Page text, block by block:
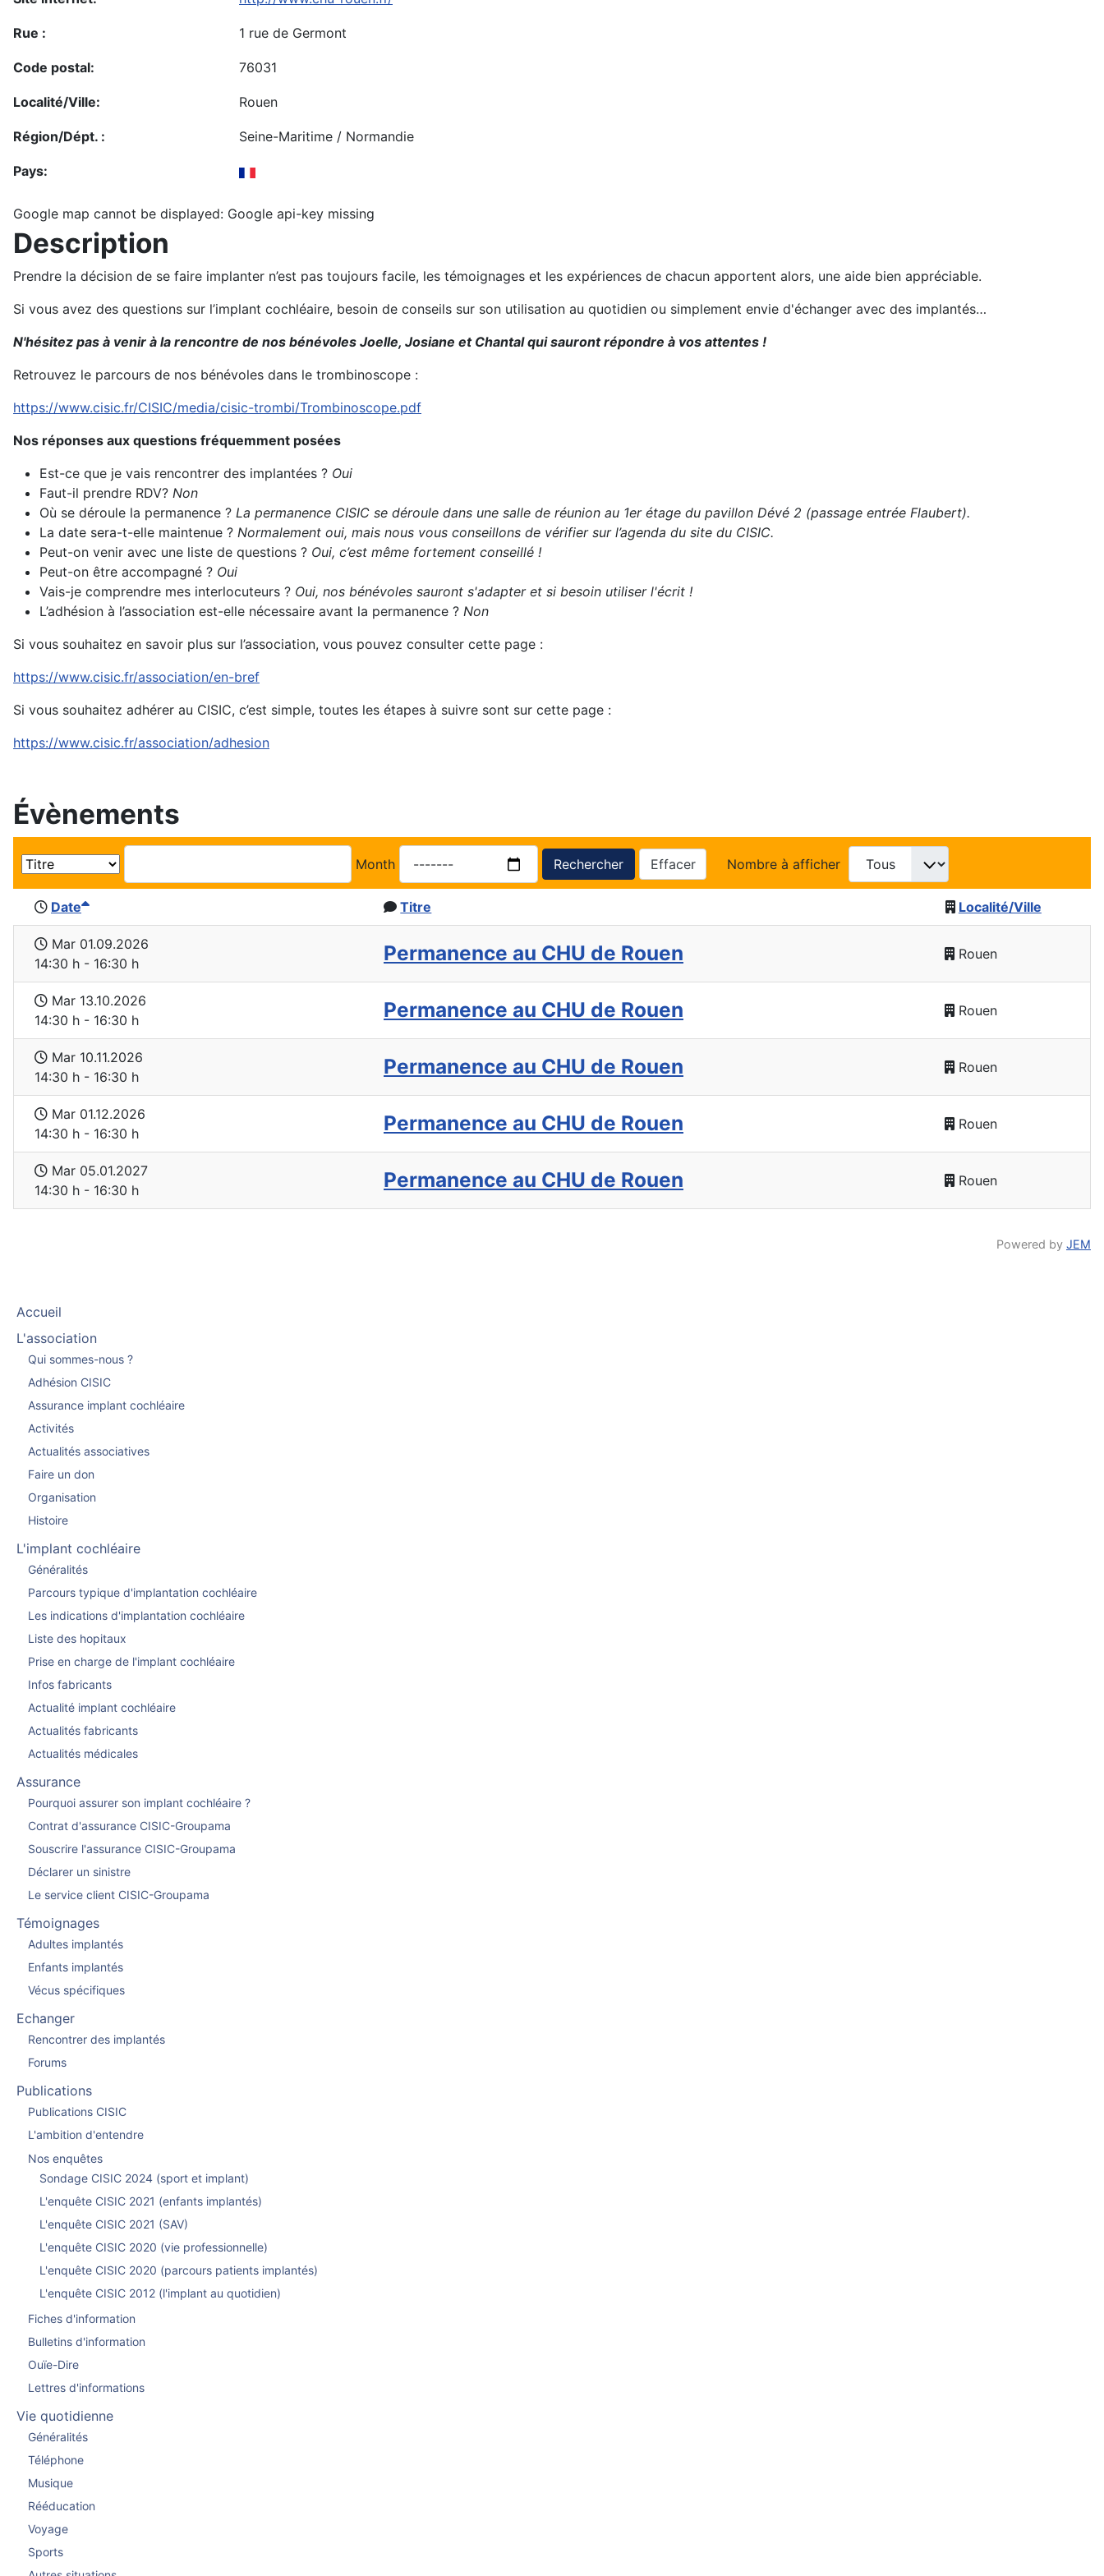
Rue : 1 rue de Germont
Code postal: 76031
Localité/Ville: Rouen
Région/Dépt. : Seine-Maritime / Normandie
Pays:
Google map cannot be displayed: Google api-key missing
Description
Prendre la décision de se faire implanter n’est pas toujours facile, les témoignages et les expériences de chacun apportent alors, une aide bien appréciable.
Si vous avez des questions sur l’implant cochléaire, besoin de conseils sur son utilisation au quotidien ou simplement envie d'échanger avec des implantés…
N'hésitez pas à venir à la rencontre de nos bénévoles Joelle, Josiane et Chantal qui sauront répondre à vos attentes !
Retrouvez le parcours de nos bénévoles dans le trombinoscope :
https://www.cisic.fr/CISIC/media/cisic-trombi/Trombinoscope.pdf
Nos réponses aux questions fréquemment posées
Est-ce que je vais rencontrer des implantées ? Oui
Faut-il prendre RDV? Non
Où se déroule la permanence ? La permanence CISIC se déroule dans une salle de réunion au 1er étage du pavillon Dévé 2 (passage entrée Flaubert).
La date sera-t-elle maintenue ? Normalement oui, mais nous vous conseillons de vérifier sur l’agenda du site du CISIC.
Peut-on venir avec une liste de questions ? Oui, c’est même fortement conseillé !
Peut-on être accompagné ? Oui
Vais-je comprendre mes interlocuteurs ? Oui, nos bénévoles sauront s'adapter et si besoin utiliser l'écrit !
L’adhésion à l’association est-elle nécessaire avant la permanence ? Non
Si vous souhaitez en savoir plus sur l’association, vous pouvez consulter cette page :
https://www.cisic.fr/association/en-bref
Si vous souhaitez adhérer au CISIC, c’est simple, toutes les étapes à suivre sont sur cette page :
https://www.cisic.fr/association/adhesion
Évènements
Month Rechercher Effacer Nombre à afficher
Date Titre Localité/Ville
Mar 01.09.2026
14:30 h - 16:30 h
Permanence au CHU de Rouen Rouen
Mar 13.10.2026
14:30 h - 16:30 h
Permanence au CHU de Rouen Rouen
Mar 10.11.2026
14:30 h - 16:30 h
Permanence au CHU de Rouen Rouen
Mar 01.12.2026
14:30 h - 16:30 h
Permanence au CHU de Rouen Rouen
Mar 05.01.2027
14:30 h - 16:30 h
Permanence au CHU de Rouen Rouen
Powered by JEM
Accueil
L'association
Qui sommes-nous ?
Adhésion CISIC
Assurance implant cochléaire
Activités
Actualités associatives
Faire un don
Organisation
Histoire
L'implant cochléaire
Généralités
Parcours typique d'implantation cochléaire
Les indications d'implantation cochléaire
Liste des hopitaux
Prise en charge de l'implant cochléaire
Infos fabricants
Actualité implant cochléaire
Actualités fabricants
Actualités médicales
Assurance
Pourquoi assurer son implant cochléaire ?
Contrat d'assurance CISIC-Groupama
Souscrire l'assurance CISIC-Groupama
Déclarer un sinistre
Le service client CISIC-Groupama
Témoignages
Adultes implantés
Enfants implantés
Vécus spécifiques
Echanger
Rencontrer des implantés
Forums
Publications
Publications CISIC
L'ambition d'entendre
Nos enquêtes
Sondage CISIC 2024 (sport et implant)
L'enquête CISIC 2021 (enfants implantés)
L'enquête CISIC 2021 (SAV)
L'enquête CISIC 2020 (vie professionnelle)
L'enquête CISIC 2020 (parcours patients implantés)
L'enquête CISIC 2012 (l'implant au quotidien)
Fiches d'information
Bulletins d'information
Ouïe-Dire
Lettres d'informations
Vie quotidienne
Généralités
Téléphone
Musique
Rééducation
Voyage
Sports